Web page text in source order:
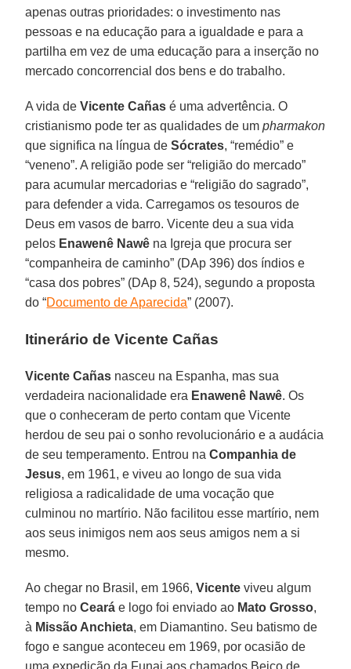
apenas outras prioridades: o investimento nas
pessoas e na educação para a igualdade e para a
partilha em vez de uma educação para a inserção no
mercado concorrencial dos bens e do trabalho.
A vida deVicente Cañas é uma advertência. O
cristianismo pode ter as qualidades de umpharmakon
que significa na língua deSócrates, “remédio” e
“veneno”. A religião pode ser “religião do mercado”
para acumular mercadorias e “religião do sagrado”,
para defender a vida. Carregamos os tesouros de
Deus em vasos de barro. Vicente deu a sua vida
pelos Enawenê Nawê na Igreja que procura ser
“companheira de caminho” (DAp 396) dos índios e
“casa dos pobres” (DAp 8, 524), segundo a proposta
do “Documento de Aparecida” (2007).
Itinerário de Vicente Cañas
Vicente Cañas nasceu na Espanha, mas sua
verdadeira nacionalidade era Enawenê Nawê. Os
que o conheceram de perto contam que Vicente
herdou de seu pai o sonho revolucionário e a audácia
de seu temperamento. Entrou naCompanhia de
Jesus, em 1961, e viveu ao longo de sua vida
religiosa a radicalidade de uma vocação que
culminou no martírio. Não facilitou esse martírio, nem
aos seus inimigos nem aos seus amigos nem a si
mesmo.
Ao chegar no Brasil, em 1966,Vicente viveu algum
tempo noCeará e logo foi enviado ao Mato Grosso,
à Missão Anchieta, em Diamantino. Seu batismo de
fogo e sangue aconteceu em 1969, por ocasião de
uma expedição da Funai aos chamados Beiço de